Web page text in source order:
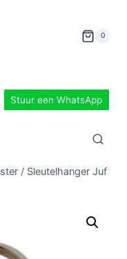
0
Stuur een WhatsApp
/ Sleutelhanger Juf